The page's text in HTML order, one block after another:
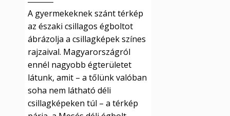
A gyermekeknek szánt térkép
az északi csillagos égboltot
ábrázolja a csillagképek színes
rajzaival. Magyarországról
ennél nagyobb égterületet
látunk, amit – a tőlünk valóban
soha nem látható déli
csillagképeken túl – a térkép